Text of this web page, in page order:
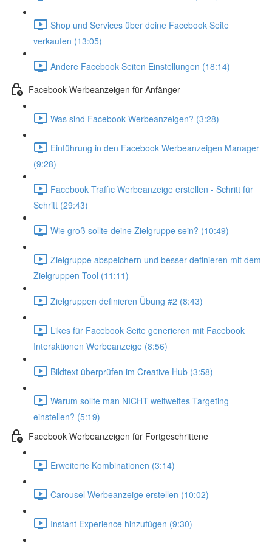
Shop und Services über deine Facebook Seite
verkaufen (13:05)
Andere Facebook Seiten Einstellungen (18:14)
Facebook Werbeanzeigen für Anfänger
Was sind Facebook Werbeanzeigen? (3:28)
Einführung in den Facebook Werbeanzeigen Manager
(9:28)
Facebook Traffic Werbeanzeige erstellen - Schritt für
Schritt (29:43)
Wie groß sollte deine Zielgruppe sein? (10:49)
Zielgruppe abspeichern und besser definieren mit dem
Zielgruppen Tool (11:11)
Zielgruppen definieren Übung #2 (8:43)
Likes für Facebook Seite generieren mit Facebook
Interaktionen Werbeanzeige (8:56)
Bildtext überprüfen im Creative Hub (3:58)
Warum sollte man NICHT weltweites Targeting
einstellen? (5:19)
Facebook Werbeanzeigen für Fortgeschrittene
Erweiterte Kombinationen (3:14)
Carousel Werbeanzeige erstellen (10:02)
Instant Experience hinzufügen (9:30)